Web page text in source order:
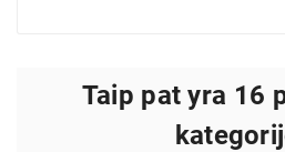
Taip pat yra 16